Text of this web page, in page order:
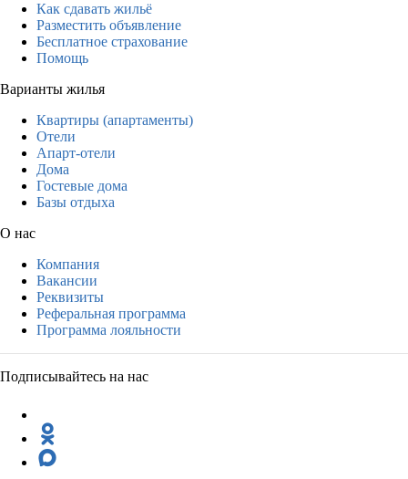
Как сдавать жильё
Разместить объявление
Бесплатное страхование
Помощь
Варианты жилья
Квартиры (апартаменты)
Отели
Апарт-отели
Дома
Гостевые дома
Базы отдыха
О нас
Компания
Вакансии
Реквизиты
Реферальная программа
Программа лояльности
Подписывайтесь на нас